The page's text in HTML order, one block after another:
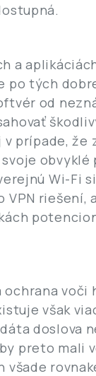
a
po tých
od
prípade, že
obvyklé
Wi-Fi
VPN riešení,
voči
však
doslova
preto mali
všade